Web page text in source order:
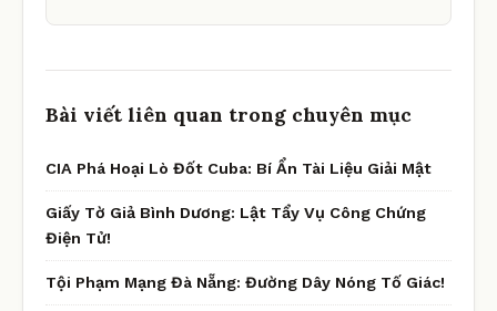
Bài viết liên quan trong chuyên mục
CIA Phá Hoại Lò Đốt Cuba: Bí Ẩn Tài Liệu Giải Mật
Giấy Tờ Giả Bình Dương: Lật Tẩy Vụ Công Chứng
Điện Tử!
Tội Phạm Mạng Đà Nẵng: Đường Dây Nóng Tố Giác!